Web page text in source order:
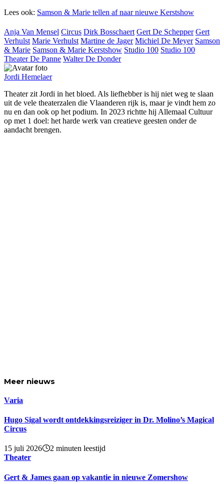
Lees ook: Samson & Marie tellen af naar nieuwe Kerstshow
Anja Van Mensel Circus Dirk Bosschaert Gert De Schepper Gert
Verhulst Marie Verhulst Martine de Jager Michiel De Meyer Samson
& Marie Samson & Marie Kerstshow Studio 100 Studio 100
Theater De Panne Walter De Donder
Jordi Hemelaer
Theater zit Jordi in het bloed. Als liefhebber is hij niet weg te slaan
uit de vele theaterzalen die Vlaanderen rijk is, maar je vindt hem zo
nu en dan ook op het podium. In 2023 richtte hij Allemaal Cultuur
op met 1 doel: het harde werk van creatieve geesten onder de
aandacht brengen.
Meer nieuws
Varia
Hugo Sigal wordt ontdekkingsreiziger in Dr. Molino’s Magical
Circus
15 juli 2026
2 minuten leestijd
Theater
Gert & James gaan op vakantie in nieuwe Zomershow